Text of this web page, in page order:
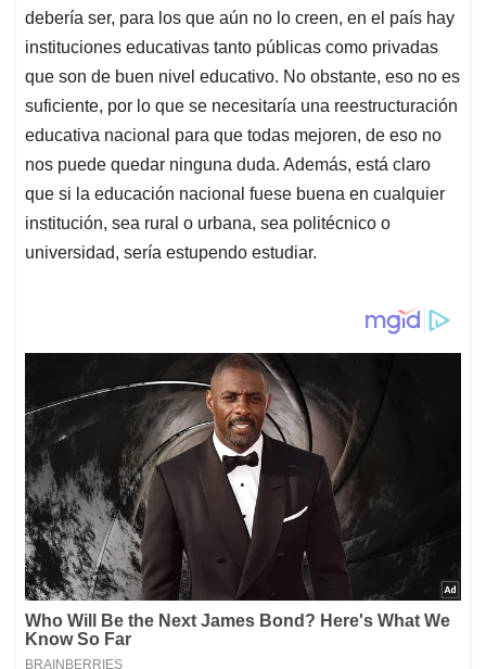
debería ser, para los que aún no lo creen, en el país hay
instituciones educativas tanto públicas como privadas
que son de buen nivel educativo. No obstante, eso no es
suficiente, por lo que se necesitaría una reestructuración
educativa nacional para que todas mejoren, de eso no
nos puede quedar ninguna duda. Además, está claro
que si la educación nacional fuese buena en cualquier
institución, sea rural o urbana, sea politécnico o
universidad, sería estupendo estudiar.